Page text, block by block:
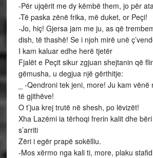
-Për ujqërit me dy këmbë them, jo për
-Të paska zënë frika, më duket, or Peçi!
-Jo, hiç! Gjersa jam me ju, as që
dish, të thashë! Se i njoh mirë unë
I kam kaluar edhe herë tjetër
Fjalët e Peçit sikur zgjuan shejtanin që
gëmusha, u degjua një gërthitje:
_ -Qendroni tek jeni, more! Ju kam
të gjithëve!
O t’jua krej trutë në shesh, po lëvizët!
Xha Lazëmi ia tërhoqi frerin kalit dhe bëri
s’arriti
Zëri i egër prapë sokëlliu.
-Mos xërmo nga kali ti, more, plaku